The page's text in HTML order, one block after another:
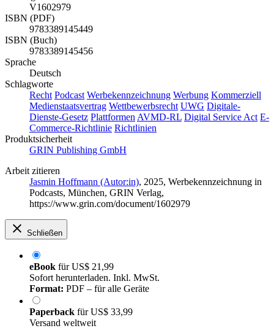
V1602979
ISBN (PDF)
9783389145449
ISBN (Buch)
9783389145456
Sprache
Deutsch
Schlagworte
Recht Podcast Werbekennzeichnung Werbung Kommerziell
Medienstaatsvertrag Wettbewerbsrecht UWG Digitale-
Dienste-Gesetz Plattformen AVMD-RL Digital Service Act E-
Commerce-Richtlinie Richtlinien
Produktsicherheit
GRIN Publishing GmbH
Arbeit zitieren
Jasmin Hoffmann (Autor:in), 2025, Werbekennzeichnung in
Podcasts, München, GRIN Verlag,
https://www.grin.com/document/1602979
Schließen
eBook fürUS$ 21,99
Sofort herunterladen. Inkl. MwSt.
Format: PDF – für alle Geräte
Paperback fürUS$ 33,99
Versand weltweit